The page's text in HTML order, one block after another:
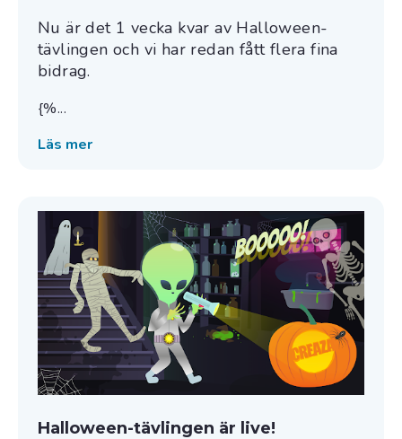
Nu är det 1 vecka kvar av Halloween-
tävlingen och vi har redan fått flera fina
bidrag.
{%...
Läs mer
Halloween-tävlingen är live!